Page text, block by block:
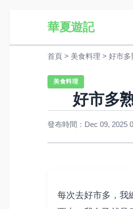
華夏遊記
首頁 > 美食料理 > 好市多
美食料理
好市多
發布時間：Dec 09, 2025
每次去好市多，我